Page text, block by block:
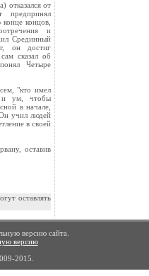
отказался от
концов,
и
Срединный
он достиг
сказал об
Четыре
"кто имел
и ум, чтобы
в начале,
учил людей
в своей
оставив
оставлять
версию сайта.
версию
2015.